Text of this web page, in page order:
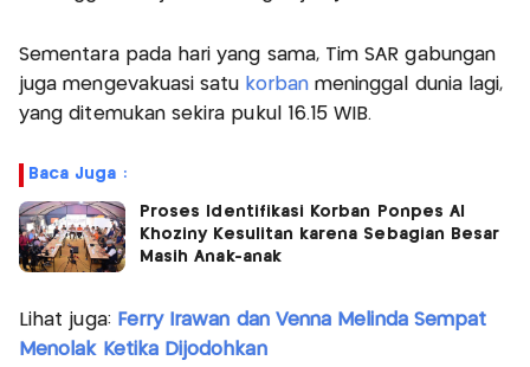
Sementara pada hari yang sama, Tim SAR gabungan
juga mengevakuasi satu korbanmeninggal dunia lagi,
yang ditemukan sekira pukul 16.15 WIB.
Baca Juga :
Proses Identifikasi Korban Ponpes Al
Khoziny Kesulitan karena Sebagian Besar
Masih Anak-anak
Lihat juga: Ferry Irawan dan Venna Melinda Sempat
Menolak Ketika Dijodohkan